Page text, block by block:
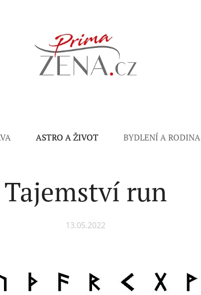
ASTRO A ŽIVOT BYDLENÍ A RODINA
Tajemství run
13.05.2022